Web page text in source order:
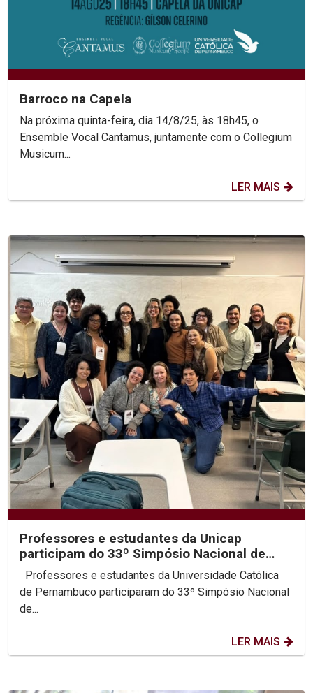
Barroco na Capela
Na próxima quinta-feira, dia 14/8/25, às 18h45, o
Ensemble Vocal Cantamus, juntamente com o Collegium
Musicum...
LER MAIS
Professores e estudantes da Unicap
participam do 33º Simpósio Nacional de
História da ANPUH
de Pernambuco participaram do 33º Simpósio Nacional
de...
LER MAIS